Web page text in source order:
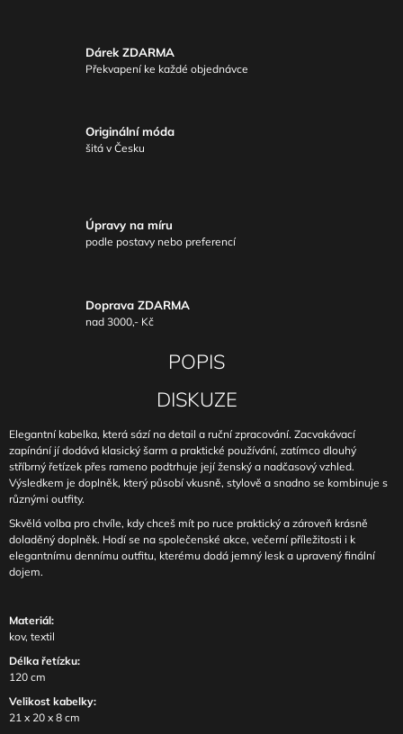
Dárek ZDARMA
Překvapení ke každé objednávce
Originální móda
šitá v Česku
Úpravy na míru
podle postavy nebo preferencí
Doprava ZDARMA
nad 3000,- Kč
POPIS
DISKUZE
Elegantní kabelka, která sází na detail a ruční zpracování. Zacvakávací
zapínání jí dodává klasický šarm a praktické používání, zatímco dlouhý
stříbrný řetízek přes rameno podtrhuje její ženský a nadčasový vzhled.
Výsledkem je doplněk, který působí vkusně, stylově a snadno se kombinuje s
různými outfity.
Skvělá volba pro chvíle, kdy chceš mít po ruce praktický a zároveň krásně
doladěný doplněk. Hodí se na společenské akce, večerní příležitosti i k
elegantnímu dennímu outfitu, kterému dodá jemný lesk a upravený finální
dojem.
Materiál:
kov, textil
Délka řetízku:
120 cm
Velikost kabelky:
21 x 20 x 8 cm